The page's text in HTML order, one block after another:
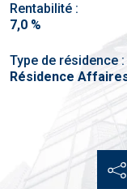
Rentabilité :
7,0 %
Type de résidence :
Résidence